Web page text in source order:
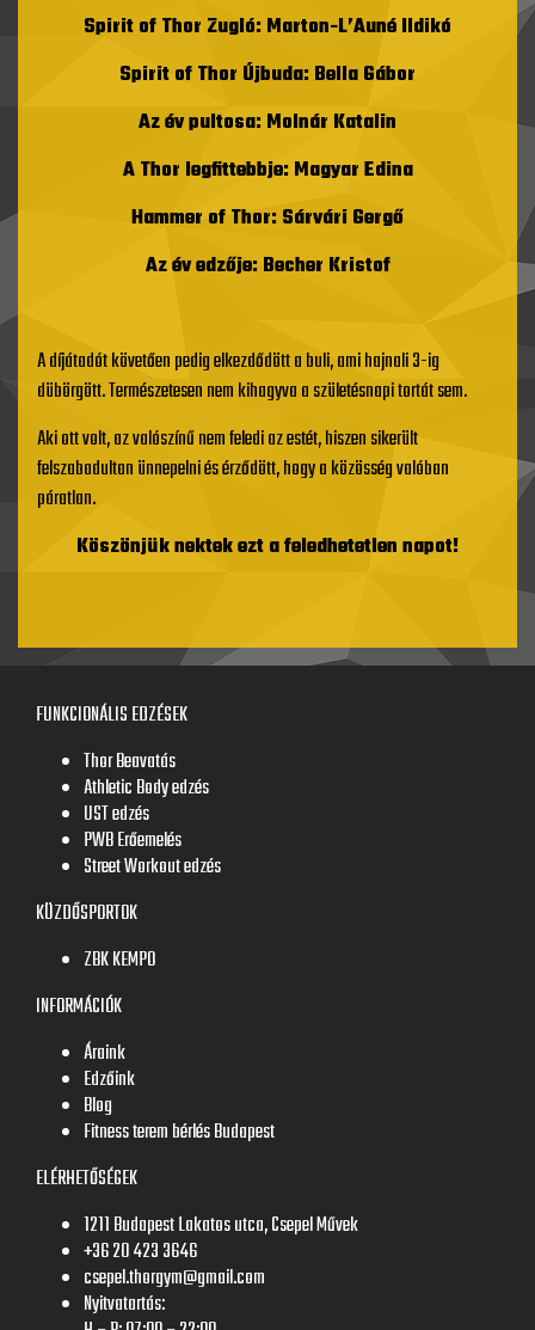
Spirit of Thor Zugló: Marton-L’Auné Ildikó
Spirit of Thor Újbuda: Bella Gábor
Az év pultosa: Molnár Katalin
A Thor legfittebbje: Magyar Edina
Hammer of Thor: Sárvári Gergő
Az év edzője: Becher Kristof
A díjátadót követően pedig elkezdődött a buli, ami hajnali 3-ig
dübörgött. Természetesen nem kihagyva a születésnapi tortát sem.
Aki ott volt, az valószínű nem feledi az estét, hiszen sikerült
felszabadultan ünnepelni és érződött, hogy a közösség valóban
páratlan.
Köszönjük nektek ezt a feledhetetlen napot!
FUNKCIONÁLIS EDZÉSEK
Thor Beavatás
Athletic Body edzés
UST edzés
PWB Erőemelés
Street Workout edzés
KÜZDŐSPORTOK
ZBK KEMPO
INFORMÁCIÓK
Áraink
Edzőink
Blog
Fitness terem bérlés Budapest
ELÉRHETŐSÉGEK
1211 Budapest Lakatos utca, Csepel Művek
+36 20 423 3646
csepel.thorgym@gmail.com
Nyitvatartás: